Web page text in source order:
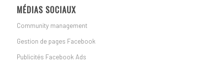
MÉDIAS SOCIAUX
Community management
Gestion de pages Facebook
Publicités Facebook Ads